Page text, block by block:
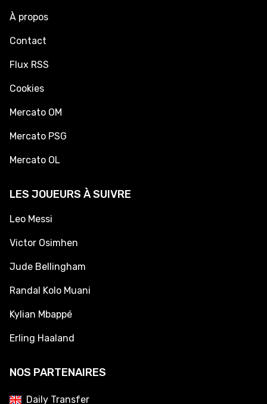
À propos
Contact
Flux RSS
Cookies
Mercato OM
Mercato PSG
Mercato OL
LES JOUEURS À SUIVRE
Leo Messi
Victor Osimhen
Jude Bellingham
Randal Kolo Muani
Kylian Mbappé
Erling Haaland
NOS PARTENAIRES
Daily Transfer